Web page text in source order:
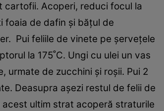
cartofii. Acoperi, reduci focul la
foaia de dafin şi băţul de
Pui feliile de vinete pe şerveţele
la 175˚C. Ungi cu ulei un vas
urmate de zucchini şi roşii. Pui 2
Deasupra aşezi restul de felii de
ultim strat acoperă straturile